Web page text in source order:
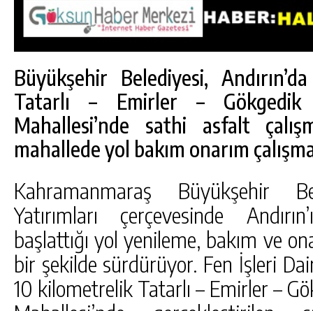
Büyükşehir Belediyesi,
Tatarlı – Emirler –
Mahallesi’nde sathi asfalt
mahallede yol bakım onarım
Kahramanmaraş Büyükşehir
Yatırımları çerçevesinde
başlattığı yol yenileme, bakım ve
bir şekilde sürdürüyor. Fen İşleri
10 kilometrelik Tatarlı – Emirler –
GÖKSUN HAFIZLIK KIZ KUR’AN KURSU
ÖĞRENCILERINE DARENDE GEZISI.